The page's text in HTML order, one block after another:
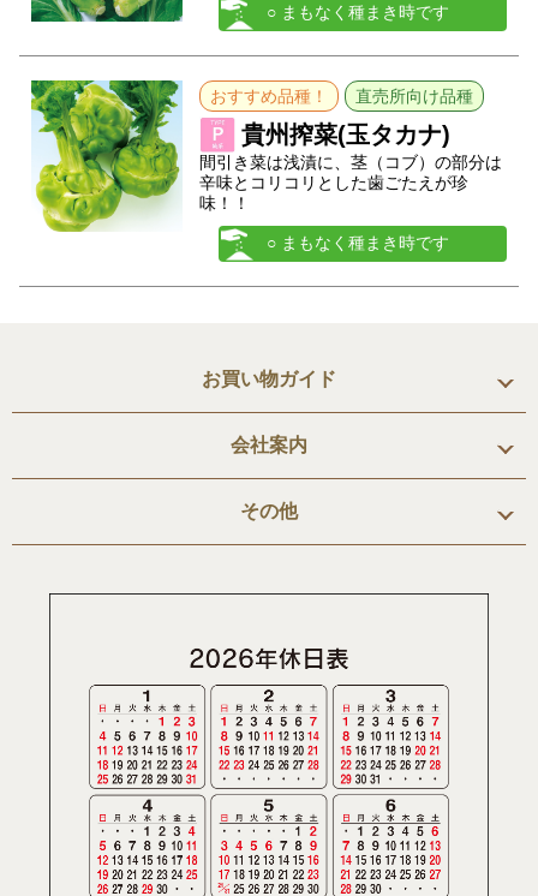
○ まもなく種まき時です
おすすめ品種！ 直売所向け品種
貴州搾菜(玉タカナ)
間引き菜は浅漬に、茎（コブ）の部分は
辛味とコリコリとした歯ごたえが珍
味！！
○ まもなく種まき時です
お買い物ガイド
会社案内
その他